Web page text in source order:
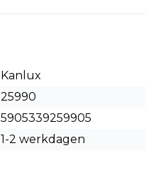
Kanlux
25990
5905339259905
1-2 werkdagen